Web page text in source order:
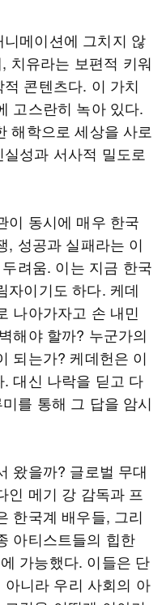
메이션에 그치지 않
치유라는 보편적 키워
콘텐츠다. 이 가치
고스란히 녹아 있다.
해학으로 세상을 사로
성과 서사적 밀도로
이 동시에 매우 한국
, 성공과 실패라는 이
려움. 이는 지금 한국
자이기도 하다. 케데
나아가자고 손 내민
해야 할까? 누군가의
되는가? 케데헌은 이
대신 나락을 딛고 다
를 통해 그 답을 암시
왔을까? 글로벌 무대
인 메기 강 감독과 프
한국계 배우들, 그리
아티스트들의 힙한
가능했다. 이들은 단
아니라 우리 사회의 아